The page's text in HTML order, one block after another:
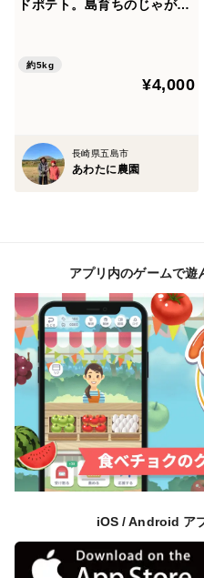
自然に寄り添いながらじっ
む農園です。
「島の暮らしのおすそわけ
ひと箱ひと箱、心を込めて
気まぐれで、箱を開けた時
います。
ドポテト。島育ちのじゃがい
約5kg
¥4,000
長崎県五島市
あわたに農園
アプリ内のゲームで遊
iOS / Android ア